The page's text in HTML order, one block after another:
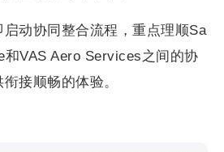
动协同整合流程，重点理顺Sa
VAS Aero Services之间的协
接顺畅的体验。